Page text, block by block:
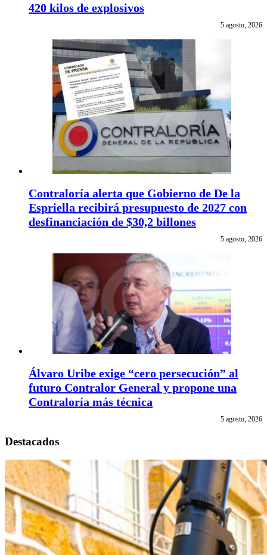
420 kilos de explosivos
5 agosto, 2026
Contraloría alerta que Gobierno de De la
Espriella recibirá presupuesto de 2027 con
desfinanciación de $30,2 billones
5 agosto, 2026
Álvaro Uribe exige “cero persecución” al
futuro Contralor General y propone una
Contraloría más técnica
5 agosto, 2026
Destacados